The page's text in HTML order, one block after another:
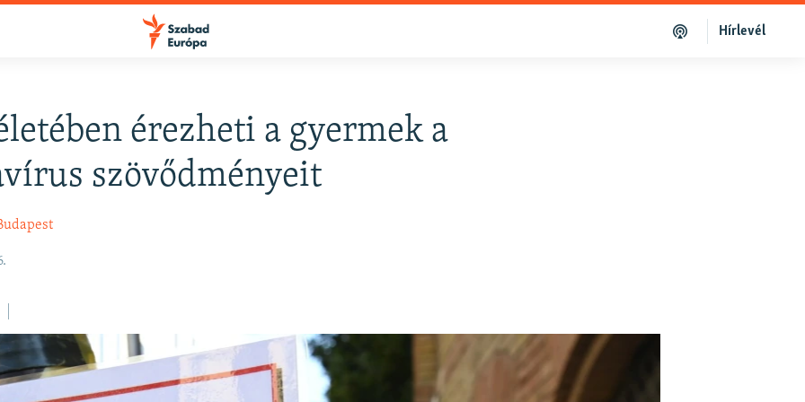
Hírlevél
érezheti a gyermek a
szövődményeit
FELIRATKOZÁS